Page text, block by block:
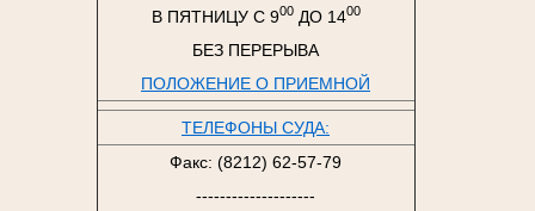
В ПЯТНИЦУ С 900ДО 1400
БЕЗ ПЕРЕРЫВА
ПОЛОЖЕНИЕ О ПРИЕМНОЙ
ТЕЛЕФОНЫ СУДА:
Факс: (8212) 62-57-79
--------------------